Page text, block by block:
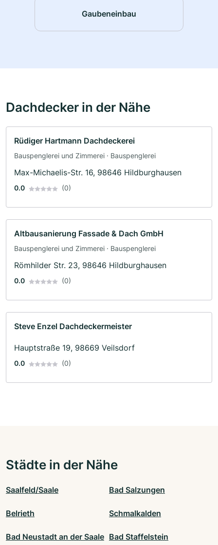
Gaubeneinbau
Dachdecker in der Nähe
Rüdiger Hartmann Dachdeckerei
Bauspenglerei und Zimmerei · Bauspenglerei
Max-Michaelis-Str. 16, 98646 Hildburghausen
0.0 (0)
Altbausanierung Fassade & Dach GmbH
Bauspenglerei und Zimmerei · Bauspenglerei
Römhilder Str. 23, 98646 Hildburghausen
0.0 (0)
Steve Enzel Dachdeckermeister
Hauptstraße 19, 98669 Veilsdorf
0.0 (0)
Städte in der Nähe
Saalfeld/Saale Bad Salzungen
Belrieth Schmalkalden
Bad Neustadt an der Saale Bad Staffelstein